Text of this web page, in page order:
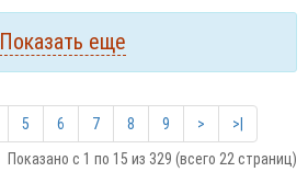
Показать еще
5 6 7 8 9 >
>|
Показано с 1 по 15 из 329 (всего 22 страниц)